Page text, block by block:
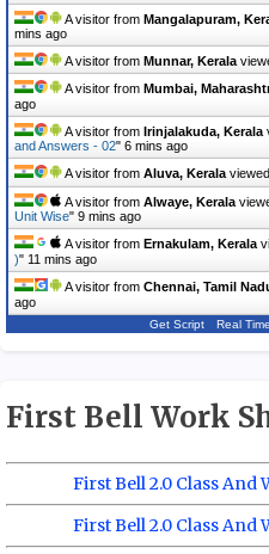
A visitor from Mangalapuram,
mins ago
A visitor from Munnar, Kerala
A visitor from Mumbai,
ago
A visitor from Irinjalakuda, Kerala
and Answers - 02" 6 mins ago
A visitor from Aluva, Kerala
A visitor from Alwaye, Kerala
Unit Wise" 9 mins ago
A visitor from Ernakulam, Kerala
)" 11 mins ago
A visitor from Chennai, Tamil
ago
Get Script Real Time
First Bell Work
First Bell 2.0 Class And
First Bell 2.0 Class And